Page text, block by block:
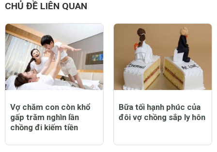
CHỦ ĐỀ LIÊN QUAN
Vợ chăm con còn khổ
gấp trăm nghìn lần
chồng đi kiếm tiền
Bữa tối hạnh phúc của
đôi vợ chồng sắp ly hôn